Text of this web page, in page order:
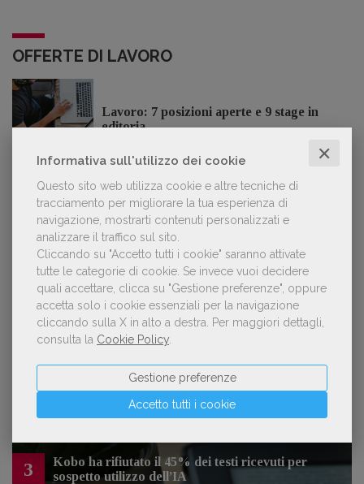
Informativa sull'utilizzo dei cookie ✕
Questo sito web utilizza cookie e altre tecniche di
tracciamento per migliorare la tua esperienza di
navigazione, mostrarti contenuti personalizzati e
analizzare il traffico sul sito.
Cliccando su "Accetto tutti i cookie" saranno attivate
tutte le categorie di cookie. Se invece vuoi decidere
quali accettare, clicca su "Gestione preferenze", oppure
accetta solo i cookie essenziali per la navigazione
cliccando sulla X in alto a destra.
Per maggiori dettagli,
consulta la Cookie Policy
Accetto tutti i cookie
Gestione preferenze
OFFERTE DI LAVORO
Lavoro: 7 posizioni aperte e 9 stage in
editoria
LE PIÙ LETTE
Forse è il momento di cambiare prospettiva
sull’intelligenza artificiale
sono gli «slop», libri scritti con l'IA che
inquinano la narrativa di genere
3
Kobo ha rifiutato il 45% dei testi ricevuti per
sospetto utilizzo dell’IA